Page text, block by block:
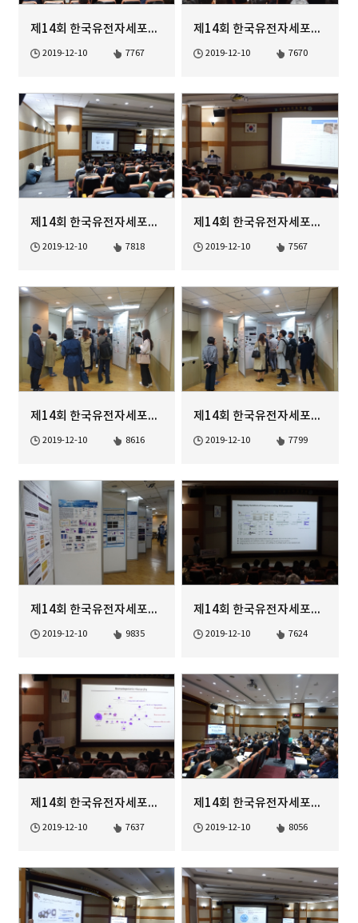
제14회 한국유전자세포치료학회 정기학술대회Gene based Immune C...
2019-12-10 7767
제14회 한국유전자세포치료학회 정기학술대회 Gene based Immune ...
2019-12-10 7670
제14회 한국유전자세포치료학회 정기학술대회 Gene based Immune ...
2019-12-10 7818
제14회 한국유전자세포치료학회 정기학술대회 Gene based Immune ...
2019-12-10 7567
제14회 한국유전자세포치료학회 정기학술대회 Poster Session-3
2019-12-10 8616
제14회 한국유전자세포치료학회 정기학술대회 Poster Session-2
2019-12-10 7799
제14회 한국유전자세포치료학회 정기학술대회 Poster Session-1
2019-12-10 9835
제14회 한국유전자세포치료학회 정기학술대회 Genome Editing Ses...
2019-12-10 7624
제14회 한국유전자세포치료학회 정기학술대회 Genome Editing Ses...
2019-12-10 7637
제14회 한국유전자세포치료학회 정기학술대회 Genome Editing Ses...
2019-12-10 8056